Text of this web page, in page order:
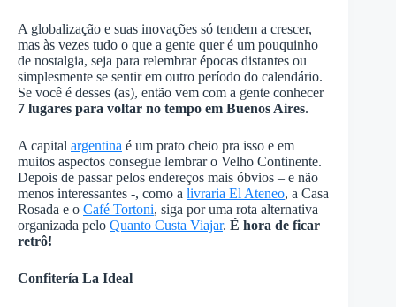
A globalização e suas inovações só tendem a crescer,
mas às vezes tudo o que a gente quer é um pouquinho
de nostalgia, seja para relembrar épocas distantes ou
simplesmente se sentir em outro período do calendário.
Se você é desses (as), então vem com a gente conhecer
7 lugares para voltar no tempo em Buenos Aires.
A capital argentina é um prato cheio pra isso e em
muitos aspectos consegue lembrar o Velho Continente.
Depois de passar pelos endereços mais óbvios – e não
menos interessantes -, como a livraria El Ateneo, a Casa
Rosada e o Café Tortoni, siga por uma rota alternativa
organizada pelo Quanto Custa Viajar. É hora de ficar
retrô!
Confitería La Ideal